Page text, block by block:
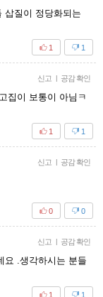
삽질이 정당화되는
1
1
신고 | 공감 확인
집이 보통이 아님ㅋ
1
1
신고 | 공감 확인
0
0
신고 | 공감 확인
요 .생각하시는 분들
1
1